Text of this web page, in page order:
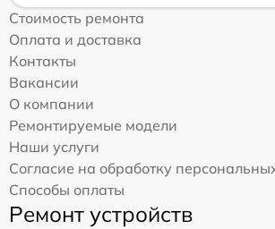
Стоимость ремонта
Оплата и доставка
Контакты
Вакансии
О компании
Ремонтируемые модели
Наши услуги
Согласие на обработку
Способы оплаты
Ремонт устройств